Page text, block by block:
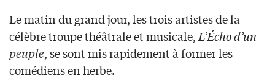
Le matin du grand jour, les trois artistes de la
célèbre troupe théâtrale et musicale,L’Écho d’un
peuple, se sont mis rapidement à former les
comédiens en herbe.